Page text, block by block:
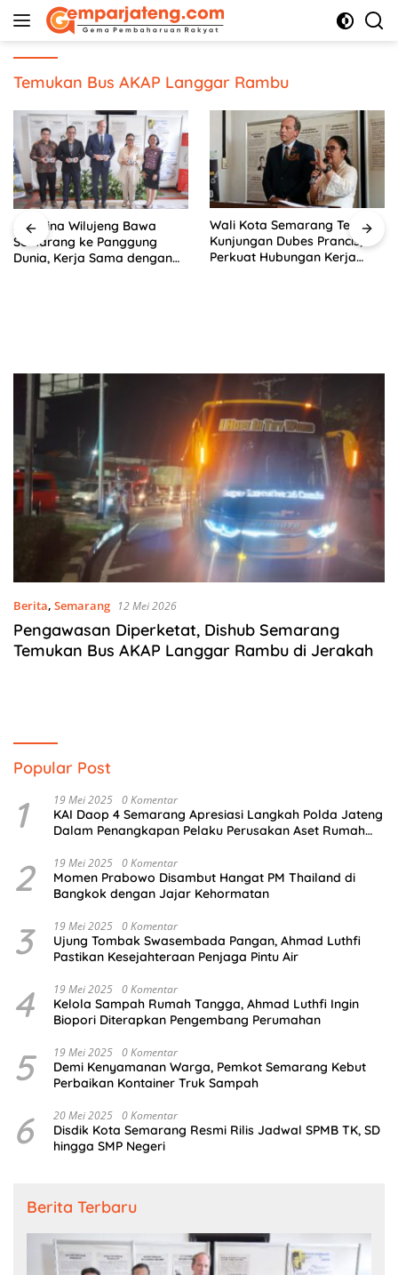
Langsung
Temukan Bus AKAP Langgar Rambu
Agustina Wilujeng Bawa
Semarang ke Panggung
Dunia, Kerja Sama dengan
Wali Kota Semarang Terima
Kunjungan Dubes Prancis,
Perkuat Hubungan Kerja
Berita, Semarang 12 Mei 2026
Pengawasan Diperketat, Dishub Semarang
Temukan Bus AKAP Langgar Rambu di Jerakah
Popular Post
1 19 Mei 2025 0 Komentar
KAI Daop 4 Semarang Apresiasi Langkah Polda Jateng
Dalam Penangkapan Pelaku Perusakan Aset Rumah
2 19 Mei 2025 0 Komentar
Momen Prabowo Disambut Hangat PM Thailand di
Bangkok dengan Jajar Kehormatan
3 19 Mei 2025 0 Komentar
Ujung Tombak Swasembada Pangan, Ahmad Luthfi
Pastikan Kesejahteraan Penjaga Pintu Air
4 19 Mei 2025 0 Komentar
Kelola Sampah Rumah Tangga, Ahmad Luthfi Ingin
Biopori Diterapkan Pengembang Perumahan
5 19 Mei 2025 0 Komentar
Demi Kenyamanan Warga, Pemkot Semarang Kebut
Perbaikan Kontainer Truk Sampah
6 20 Mei 2025 0 Komentar
Disdik Kota Semarang Resmi Rilis Jadwal SPMB TK, SD
hingga SMP Negeri
Berita Terbaru